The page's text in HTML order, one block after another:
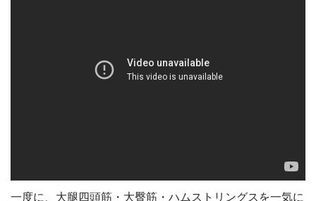
一度に、大腿四頭筋・大臀筋・ハムストリングスを一気に